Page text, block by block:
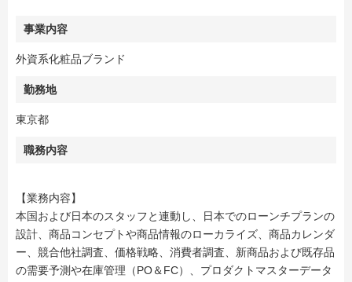
事業内容
外資系化粧品ブランド
勤務地
東京都
職務内容
【業務内容】
本国および日本のスタッフと連動し、日本でのローンチプランの
設計、商品コンセプトや商品情報のローカライズ、商品カレンダ
ー、競合他社調査、価格戦略、消費者調査、新商品および既存品
の需要予測や在庫管理（PO＆FC）、プロダクトマスターデータ